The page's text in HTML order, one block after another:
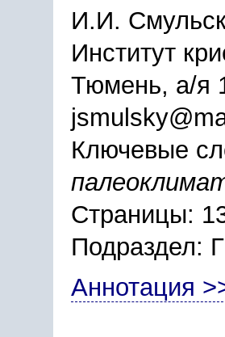
И.И.
Институт
Тюмень, а/я
Ключевые
Страницы:
Аннотация